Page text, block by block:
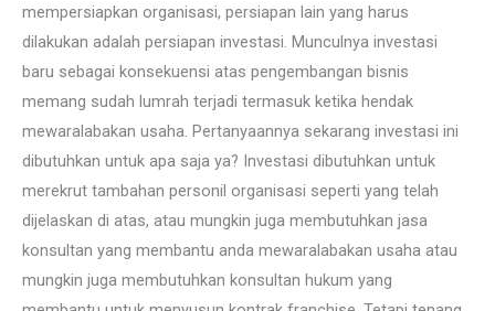
mempersiapkan organisasi, persiapan lain yang harus
dilakukan adalah persiapan investasi. Munculnya investasi
baru sebagai konsekuensi atas pengembangan bisnis
memang sudah lumrah terjadi termasuk ketika hendak
mewaralabakan usaha. Pertanyaannya sekarang investasi ini
dibutuhkan untuk apa saja ya? Investasi dibutuhkan untuk
merekrut tambahan personil organisasi seperti yang telah
dijelaskan di atas, atau mungkin juga membutuhkan jasa
konsultan yang membantu anda mewaralabakan usaha atau
mungkin juga membutuhkan konsultan hukum yang